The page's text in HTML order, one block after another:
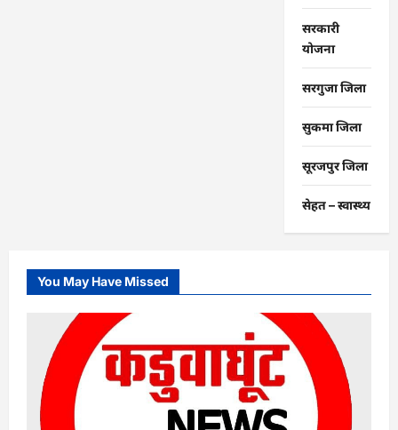
सरकारी
योजना
सरगुजा जिला
सुकमा जिला
सूरजपुर जिला
सेहत – स्‍वास्‍थ्‍य
You May Have Missed